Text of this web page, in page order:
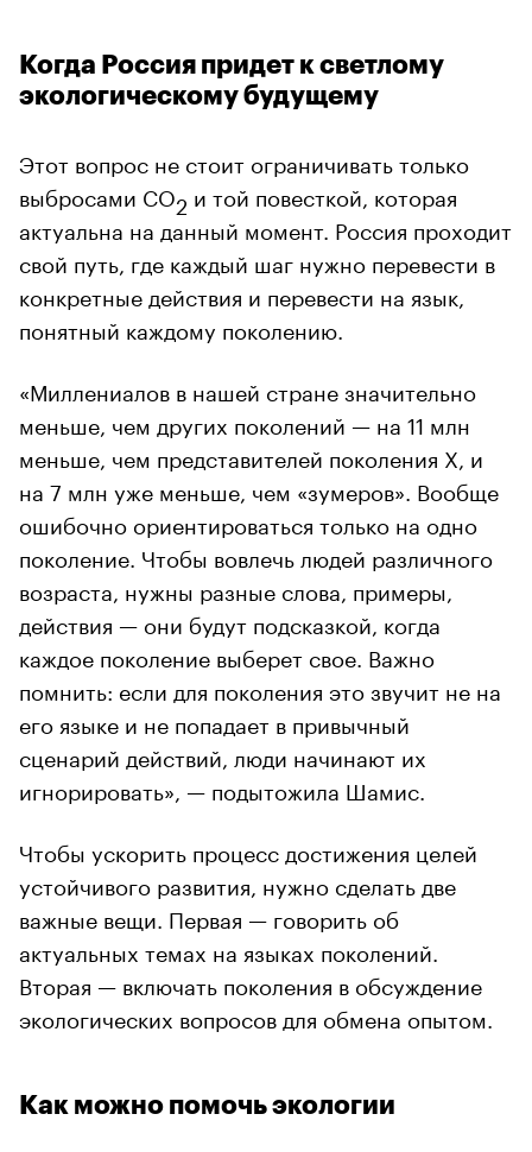
Когда Россия придет к светлому
экологическому будущему
Этот вопрос не стоит ограничивать только
выбросами CO2 и той повесткой, которая
актуальна на данный момент. Россия проходит
свой путь, где каждый шаг нужно перевести в
конкретные действия и перевести на язык,
понятный каждому поколению.
«Миллениалов в нашей стране значительно
меньше, чем других поколений — на 11 млн
меньше, чем представителей поколения X, и
на 7 млн уже меньше, чем «зумеров». Вообще
ошибочно ориентироваться только на одно
поколение. Чтобы вовлечь людей различного
возраста, нужны разные слова, примеры,
действия — они будут подсказкой, когда
каждое поколение выберет свое. Важно
помнить: если для поколения это звучит не на
его языке и не попадает в привычный
сценарий действий, люди начинают их
игнорировать», — подытожила Шамис.
Чтобы ускорить процесс достижения целей
устойчивого развития, нужно сделать две
важные вещи. Первая — говорить об
актуальных темах на языках поколений.
Вторая — включать поколения в обсуждение
экологических вопросов для обмена опытом.
Как можно помочь экологии